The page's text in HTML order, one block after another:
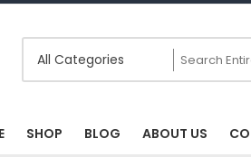
SHOP BLOG ABOUT US